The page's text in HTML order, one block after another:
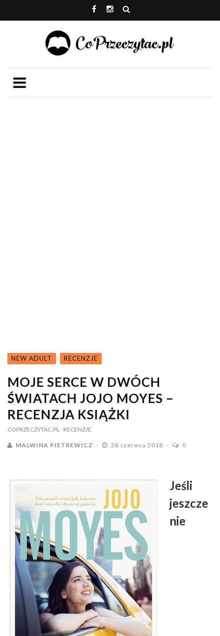
NEW ADULT RECENZJE
MOJE SERCE W DWÓCH
ŚWIATACH JOJO MOYES –
RECENZJA KSIĄŻKI
COPRZECZYTAC.PL - RECENZJE
MALWINA PIETREWICZ 28 czerwca 2018 0
Jeśli
jeszcze
nie